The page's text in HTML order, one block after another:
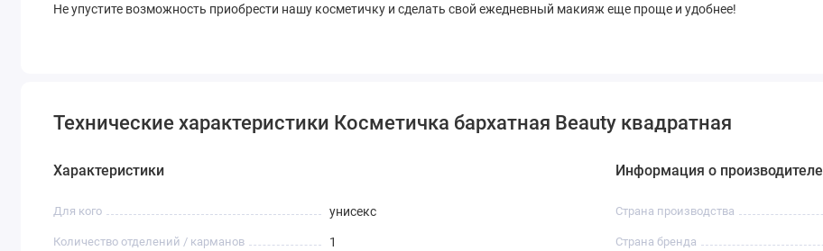
Не упустите возможность приобрести нашу косметичку и сделать свой ежедневный макияж еще проще и удобнее!
Технические характеристики Косметичка бархатная Beauty квадратная
Характеристики
Для кого унисекс
Количество отделений / карманов 1
Информация о производителе
Страна производства
Страна бренда